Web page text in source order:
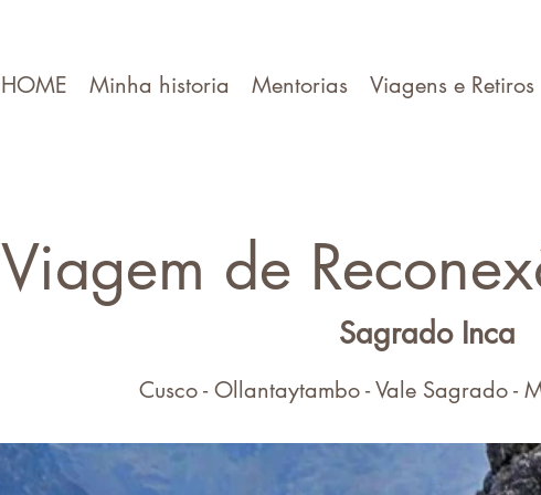
HOME Minha historia Mentorias Viagens e Retiros
Viagem de
Sagrado Inca
Cusco - Ollantaytambo - Vale Sagrado -